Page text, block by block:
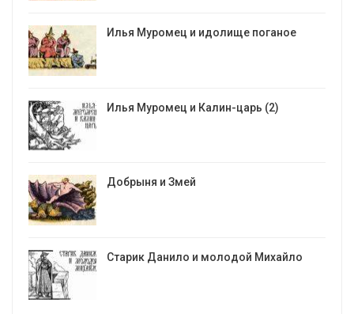
Илья Муромец и идолище поганое
Илья Муромец и Калин-царь (2)
Добрыня и Змей
Старик Данило и молодой Михайло